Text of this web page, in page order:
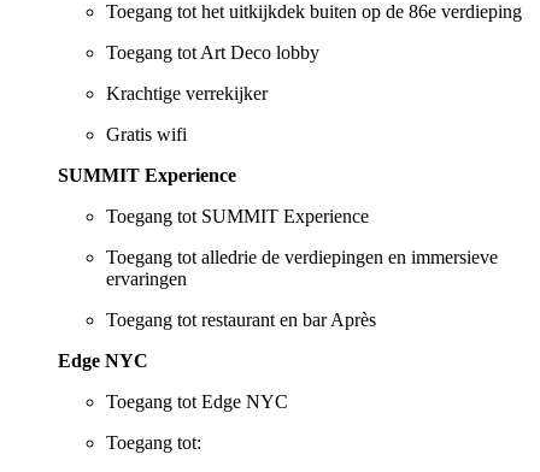
Toegang tot het uitkijkdek buiten op de 86e verdieping
Toegang tot Art Deco lobby
Krachtige verrekijker
Gratis wifi
SUMMIT Experience
Toegang tot SUMMIT Experience
Toegang tot alledrie de verdiepingen en immersieve
ervaringen
Toegang tot restaurant en bar Après
Edge NYC
Toegang tot Edge NYC
Toegang tot: